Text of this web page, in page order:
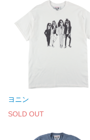
ヨニン
SOLD OUT